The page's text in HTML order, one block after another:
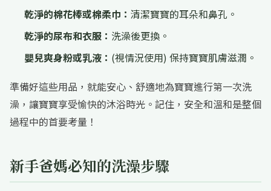
乾淨的棉花棒或棉柔巾： 清潔寶寶的耳朵和鼻孔。
乾淨的尿布和衣服： 洗澡後更換。
嬰兒爽身粉或乳液： (視情況使用) 保持寶寶肌膚滋潤。
準備好這些用品，就能安心、舒適地為寶寶進行第一次洗
澡，讓寶寶享受愉快的沐浴時光。記住，安全和溫和是整個
過程中的首要考量！
新手爸媽必知的洗澡步驟